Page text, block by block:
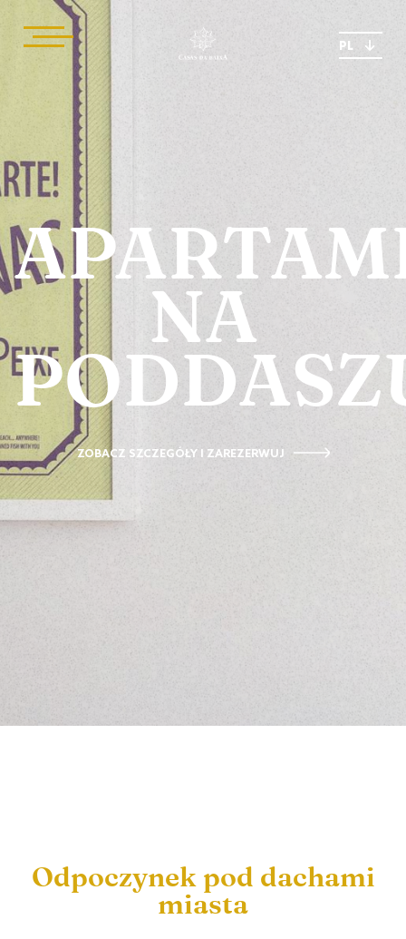
PL
NA
ZOBACZ SZCZEGÓŁY I ZAREZERWUJ
Odpoczynek pod dachami
miasta